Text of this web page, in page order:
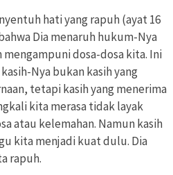
hati yang rapuh (ayat 16
Dia menaruh hukum-Nya
dosa-dosa kita. Ini
Nya bukan kasih yang
tetapi kasih yang menerima
kita merasa tidak layak
atau kelemahan. Namun kasih
kita menjadi kuat dulu. Dia
rapuh.